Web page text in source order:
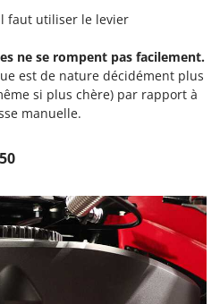
faut utiliser le levier
ne se rompent pas facilement.
est de nature décidément plus
si plus chère) par rapport à
manuelle.